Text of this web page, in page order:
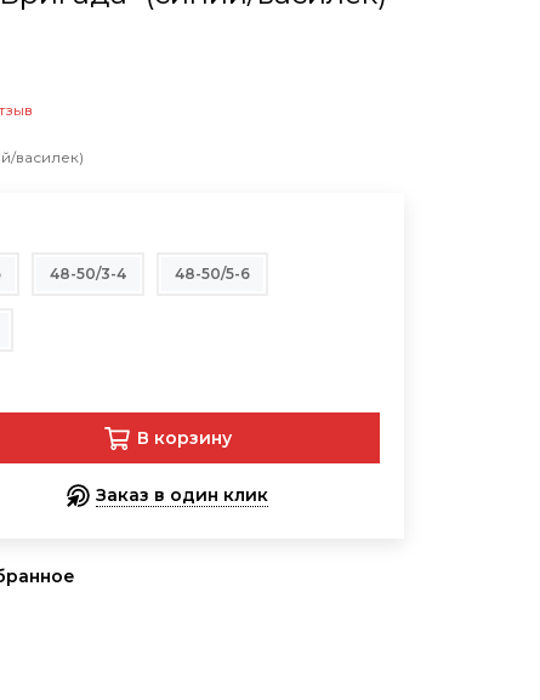
василек)
48-50/3-4 48-50/5-6
В корзину
Заказ в один клик